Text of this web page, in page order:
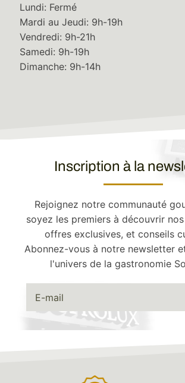
Lundi: Fermé
Mardi au Jeudi: 9h-19h
Vendredi: 9h-21h
Samedi: 9h-19h
Dimanche: 9h-14h
Inscription à la
Rejoignez notre communauté
soyez les premiers à découvrir
offres exclusives, et conseils
Abonnez-vous à notre newsletter
l'univers de la gastronomie
E-mail